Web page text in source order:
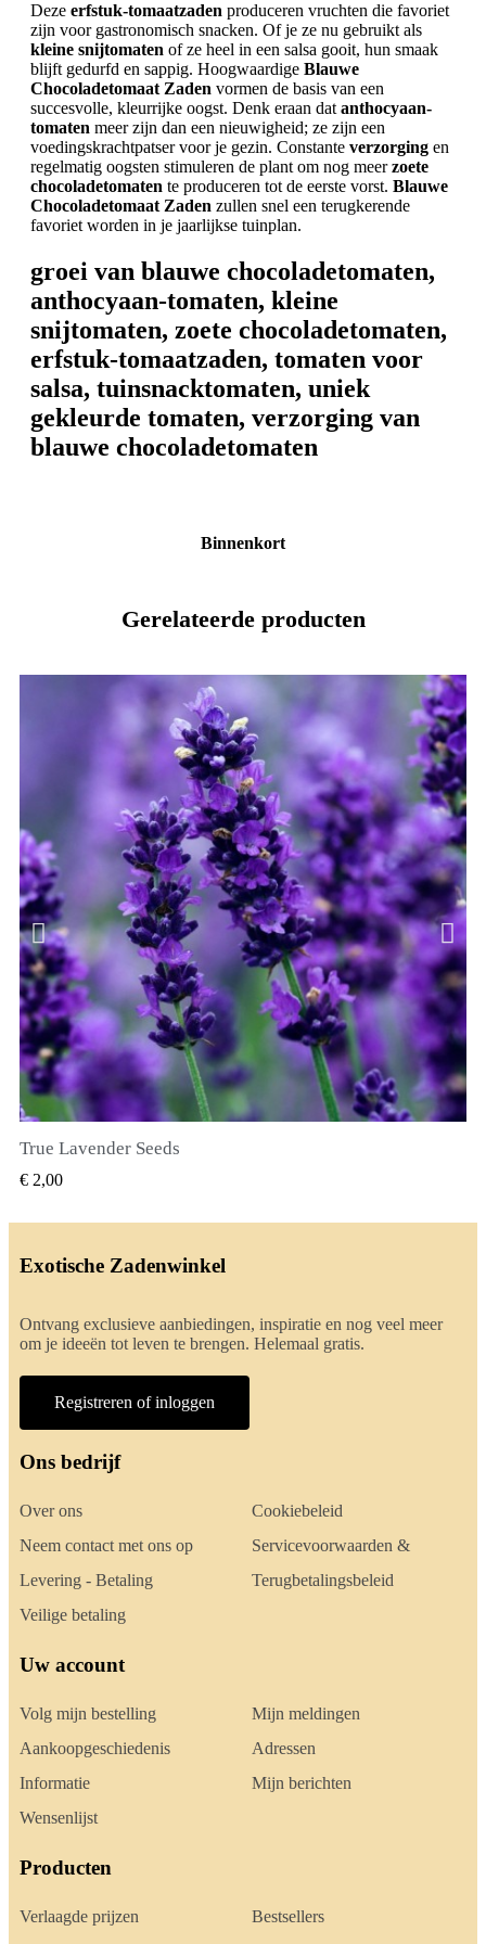
Deze erfstuk-tomaatzaden produceren vruchten die favoriet
zijn voor gastronomisch snacken. Of je ze nu gebruikt als
kleine snijtomaten of ze heel in een salsa gooit, hun smaak
blijft gedurfd en sappig. Hoogwaardige Blauwe
Chocoladetomaat Zaden vormen de basis van een
succesvolle, kleurrijke oogst. Denk eraan datanthocyaan-
tomaten meer zijn dan een nieuwigheid; ze zijn een
voedingskrachtpatser voor je gezin. Constante verzorging en
regelmatig oogsten stimuleren de plant om nog meerzoete
chocoladetomaten te produceren tot de eerste vorst. Blauwe
Chocoladetomaat Zaden zullen snel een terugkerende
favoriet worden in je jaarlijkse tuinplan.
groei van blauwe chocoladetomaten,
anthocyaan-tomaten, kleine
snijtomaten, zoete chocoladetomaten,
erfstuk-tomaatzaden, tomaten voor
salsa, tuinsnacktomaten, uniek
gekleurde tomaten, verzorging van
blauwe chocoladetomaten
Binnenkort
Gerelateerde producten
True Lavender Seeds
€ 2,00
Exotische Zadenwinkel
Ontvang exclusieve aanbiedingen, inspiratie en nog veel meer
om je ideeën tot leven te brengen. Helemaal gratis.
Registreren of inloggen
Ons bedrijf
Over ons
Neem contact met ons op
Levering - Betaling
Veilige betaling
Cookiebeleid
Servicevoorwaarden &
Terugbetalingsbeleid
Uw account
Volg mijn bestelling
Aankoopgeschiedenis
Informatie
Wensenlijst
Mijn meldingen
Adressen
Mijn berichten
Producten
Verlaagde prijzen
Bestsellers